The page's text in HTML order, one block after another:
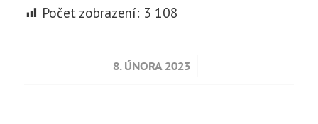
Počet zobrazení: 3 108
8. ÚNORA 2023
/